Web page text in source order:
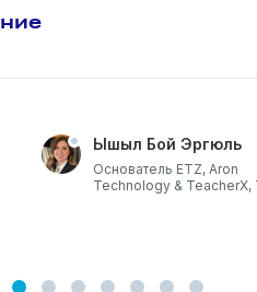
Ышыл Бой Эргюль
Основатель ETZ, Aron
Technology & TeacherX,